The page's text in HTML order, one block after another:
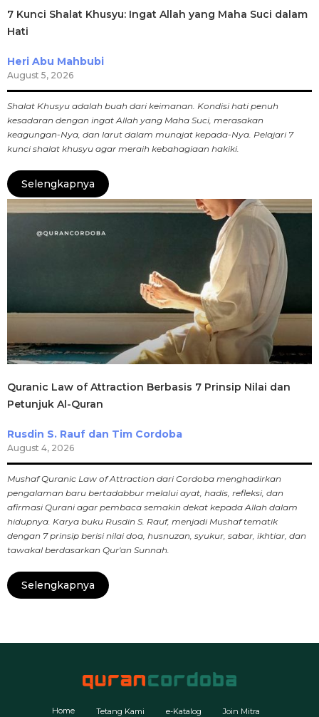
7 Kunci Shalat Khusyu: Ingat Allah yang Maha Suci dalam
Hati
Heri Abu Mahbubi
August 5, 2026
Shalat Khusyu adalah buah dari keimanan. Kondisi hati penuh
kesadaran dengan ingat Allah yang Maha Suci, merasakan
keagungan-Nya, dan larut dalam munajat kepada-Nya. Pelajari 7
kunci shalat khusyu agar meraih kebahagiaan hakiki.
Selengkapnya
Quranic Law of Attraction Berbasis 7 Prinsip Nilai dan
Petunjuk Al-Quran
Rusdin S. Rauf dan Tim Cordoba
August 4, 2026
Mushaf Quranic Law of Attraction dari Cordoba menghadirkan
pengalaman baru bertadabbur melalui ayat, hadis, refleksi, dan
afirmasi Qurani agar pembaca semakin dekat kepada Allah dalam
hidupnya. Karya buku Rusdin S. Rauf, menjadi Mushaf tematik
dengan 7 prinsip berisi nilai doa, husnuzan, syukur, sabar, ikhtiar, dan
tawakal berdasarkan Qur'an Sunnah.
Selengkapnya
Home Tetang Kami e-Katalog Join Mitra